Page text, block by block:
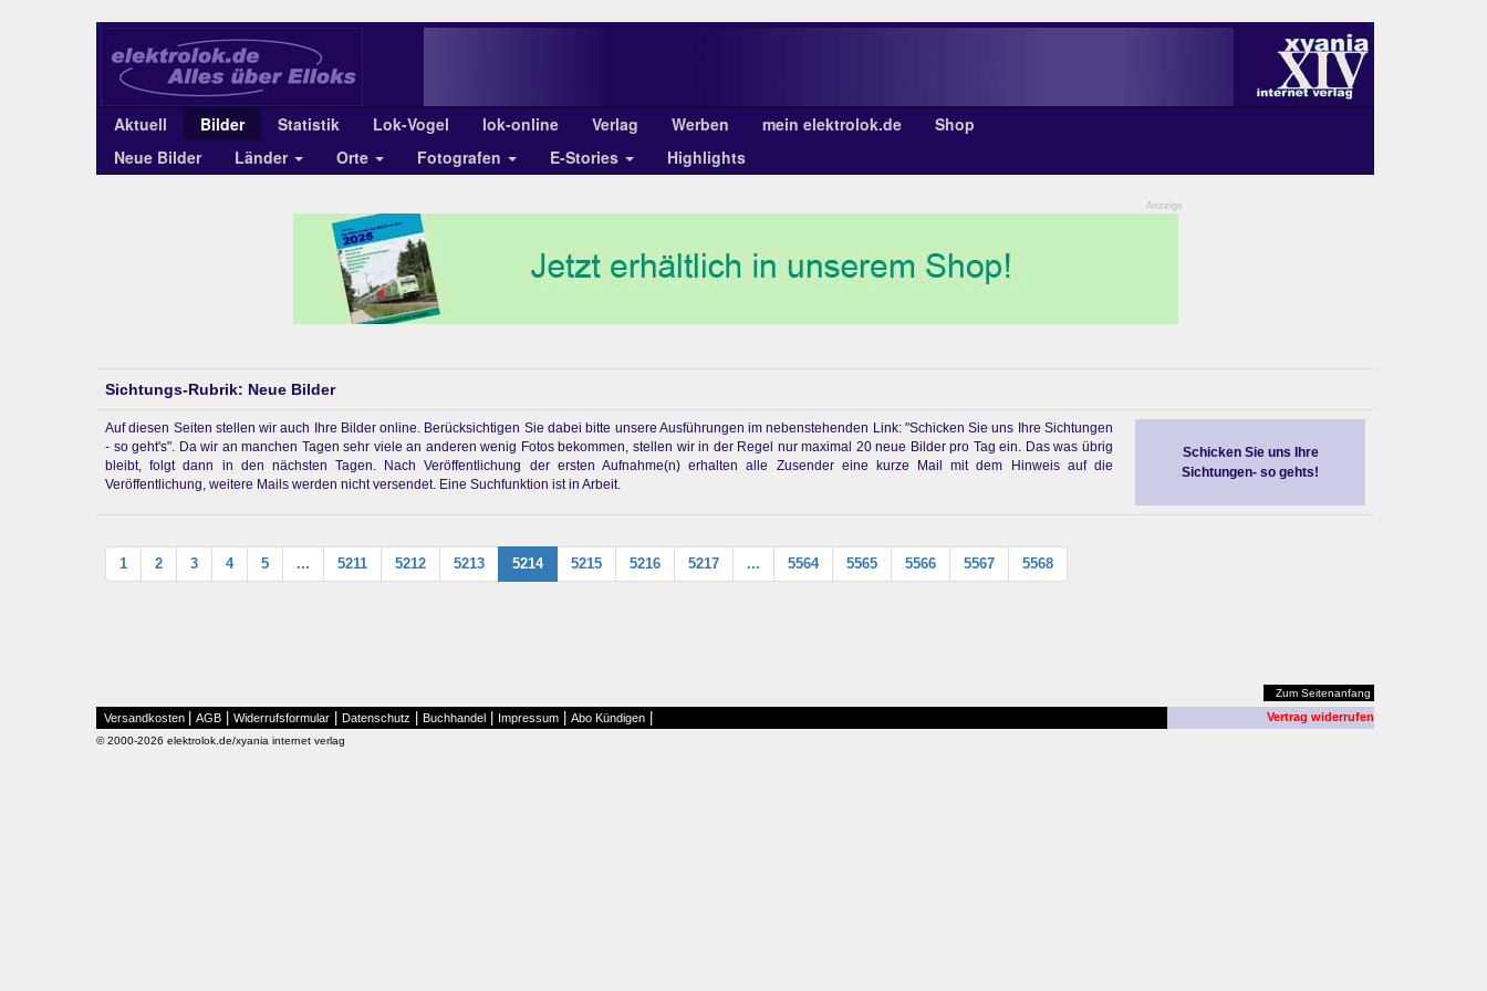
Aktuell Bilder Statistik Lok-Vogel lok-online Verlag Werben mein elektrolok.de
Shop
Neue Bilder
Länder Orte Fotografen E-Stories Highlights
Anzeige
Sichtungs-Rubrik: Neue Bilder
Auf diesen Seiten stellen wir auch Ihre Bilder online. Berücksichtigen Sie dabei bitte unsere Ausführungen im nebenstehenden Link: "Schicken Sie uns Ihre Sichtungen
- so geht's". Da wir an manchen Tagen sehr viele an anderen wenig Fotos bekommen, stellen wir in der Regel nur maximal 20 neue Bilder pro Tag ein. Das was übrig
bleibt, folgt dann in den nächsten Tagen. Nach Veröffentlichung der ersten Aufnahme(n) erhalten alle Zusender eine kurze Mail mit dem Hinweis auf die
Veröffentlichung, weitere Mails werden nicht versendet. Eine Suchfunktion ist in Arbeit.
Schicken Sie uns Ihre
Sichtungen- so gehts!
1 2 3 4 5 ... 5211 5212 5213 5214 5215 5216 5217 ... 5564 5565 5566 5567 5568
Zum Seitenanfang
Versandkosten AGB Widerrufsformular Datenschutz Buchhandel Impressum Abo Kündigen Vertrag widerrufen
© 2000-2026 elektrolok.de/xyania internet verlag